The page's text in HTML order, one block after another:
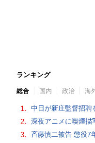
ランキング
総合 国内 政治 海
1. 中日が新庄監督招聘
2. 深夜アニメに喫煙描
3. 斉藤慎二被告 懲役7